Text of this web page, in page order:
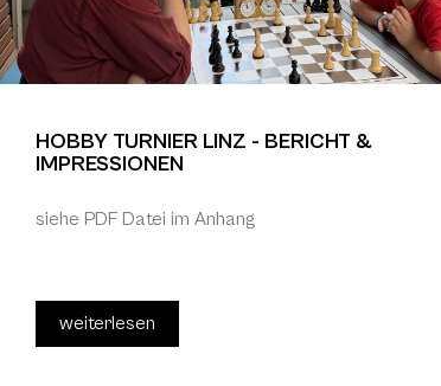
HOBBY TURNIER LINZ - BERICHT &
IMPRESSIONEN
siehe PDF Datei im Anhang
weiterlesen